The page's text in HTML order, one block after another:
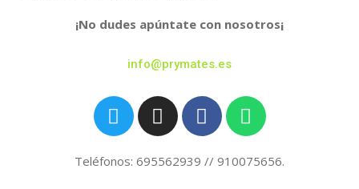
¡No dudes apúntate con nosotros¡
info@prymates.es
Teléfonos: 695562939 // 910075656.